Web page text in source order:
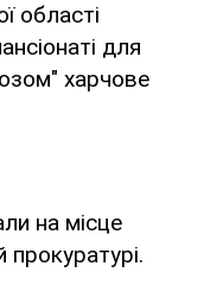
області
для
харчове
на місце
прокуратурі.